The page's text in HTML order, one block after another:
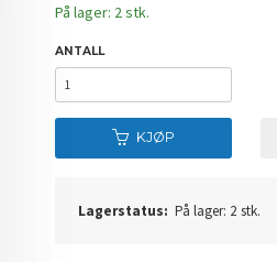
På lager: 2 stk.
ANTALL
KJØP
Lagerstatus: På lager: 2 stk.